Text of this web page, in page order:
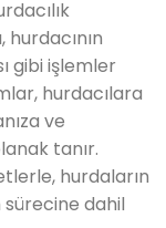
gibi işlemler
hurdacılara
ve
tanır.
hurdaların
sürecine dahil